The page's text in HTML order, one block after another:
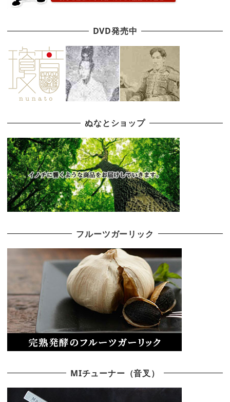
DVD発売中
ぬなとショップ
フルーツガーリック
MIチューナー（音叉）